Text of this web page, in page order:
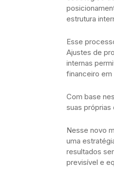
estrutura
Esse
Ajustes de
internas
financeiro em
Com base
suas
Nesse novo
uma
resultados
previsível e